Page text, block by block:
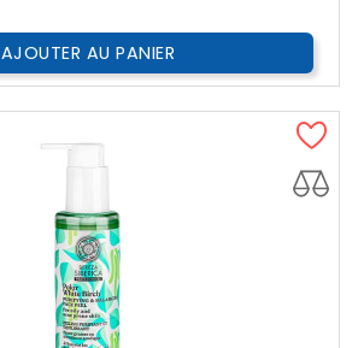
AJOUTER AU PANIER